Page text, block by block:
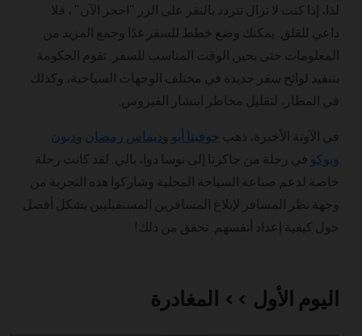
لذا، إذا كنت لا تزال تتردد بالنقر على الزر "احجز الآن" ، فلا
داعي للقلق. يمكنك وضع خطط للسفر غدًا وجمع المزيد من
المعلومات حتى يحين الوقت المناسب للسفر. تقوم الحكومة
بتنفيذ لوائح سفر جديدة في مختلف الوجهات السياحية، وكذلك
في المطار، لتقليل مخاطر انتشار الفيروس.
في الآونة الأخيرة، ذهب جوفيتا أيو وديماس رمضان وديون
ويوكو في رحلة من جاكرتا إلى نوسا دوا، بالي. لقد كانت رحلة
خاصة لدعم صناعة السياحة المحلية وشاركوا هذه التجربة من
وجهة نظر المسافر لإبلاغ المسافرين المستقبليين بشكل أفضل
حول كيفية إعداد أنفسهم. تحقق من ذلك!
اليوم الأول >> المغادرة